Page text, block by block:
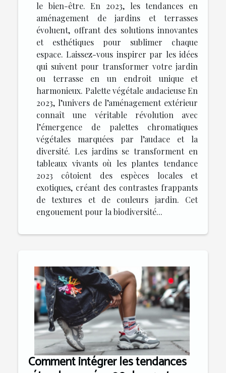
le bien-être. En 2023, les tendances en
aménagement de jardins et terrasses
évoluent, offrant des solutions innovantes
et esthétiques pour sublimer chaque
espace. Laissez-vous inspirer par les idées
qui suivent pour transformer votre jardin
ou terrasse en un endroit unique et
harmonieux. Palette végétale audacieuse En
2023, l’univers de l’aménagement extérieur
connaît une véritable révolution avec
l’émergence de palettes chromatiques
végétales marquées par l’audace et la
diversité. Les jardins se transforment en
tableaux vivants où les plantes tendance
2023 côtoient des espèces locales et
exotiques, créant des contrastes frappants
de textures et de couleurs jardin. Cet
engouement pour la biodiversité...
Comment intégrer les tendances